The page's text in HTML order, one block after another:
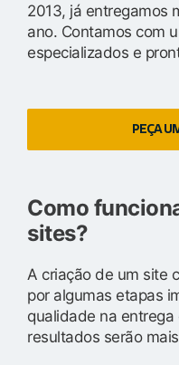
2013, já entregamos
ano. Contamos com
especializados e
PEÇA
Como
sites?
A criação de um site
por algumas etapas
qualidade na
resultados serão